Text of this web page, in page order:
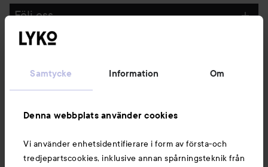
Samtycke Information Om
Denna webbplats använder cookies
Vi använder enhetsidentifierare i form av första-och
tredjepartscookies, inklusive annan spårningsteknik från
Följ oss
Du kanske också gillar